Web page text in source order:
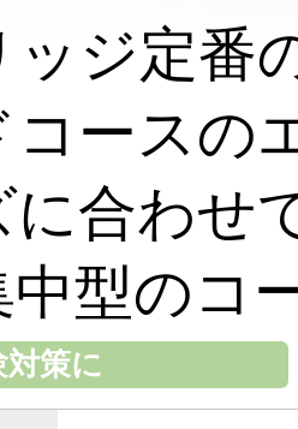
ッジ定
コースの
に合わせ
中型のコ
対策に